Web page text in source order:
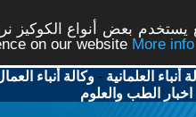
بعض أنواع الكوكيز
on our website
أنباء العلمانية -وكالة أنباء
اخبار الطب والعلوم